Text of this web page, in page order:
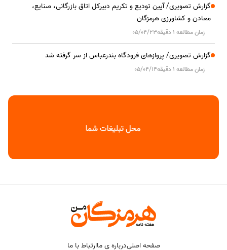
گزارش تصویری/ آیین تودیع و تکریم دبیرکل اتاق بازرگانی، صنایع،
معادن و کشاورزی هرمزگان
زمان مطالعه 1 دقیقه 05/04/23
گزارش تصویری/ پروازهای فرودگاه بندرعباس از سر گرفته شد
زمان مطالعه 1 دقیقه 05/04/14
صفحه اصلیدرباره ی ماارتباط با ما